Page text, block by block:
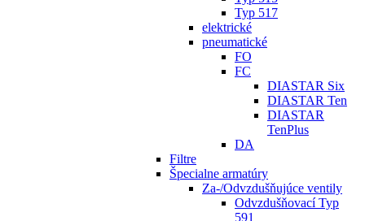
Typ 517
elektrické
pneumatické
FO
FC
DIASTAR Six
DIASTAR Ten
DIASTAR
TenPlus
DA
Filtre
Špecialne armatúry
Za-/Odvzdušňujúce ventily
Odvzdušňovací Typ
591